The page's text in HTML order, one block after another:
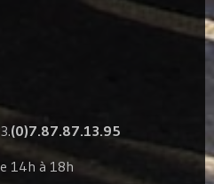
(0)7.87.87.13.95
14h à 18h